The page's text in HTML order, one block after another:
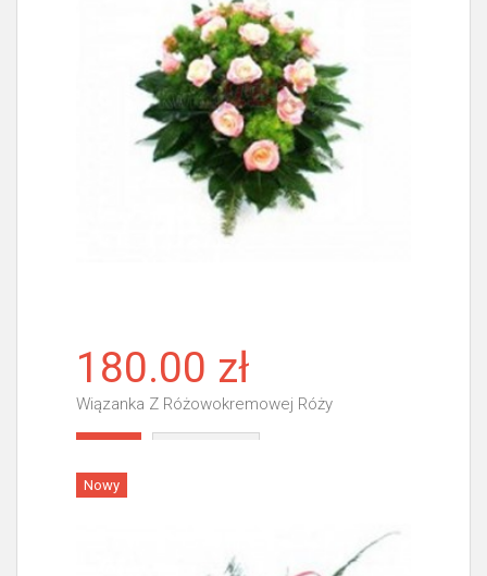
180.00 zł
Wiązanka Z Różowokremowej Róży
Nowy